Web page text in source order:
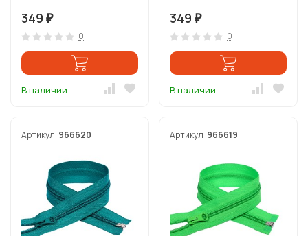
349 ₽
0
В наличии
349 ₽
0
В наличии
Артикул: 966620 Артикул: 966619